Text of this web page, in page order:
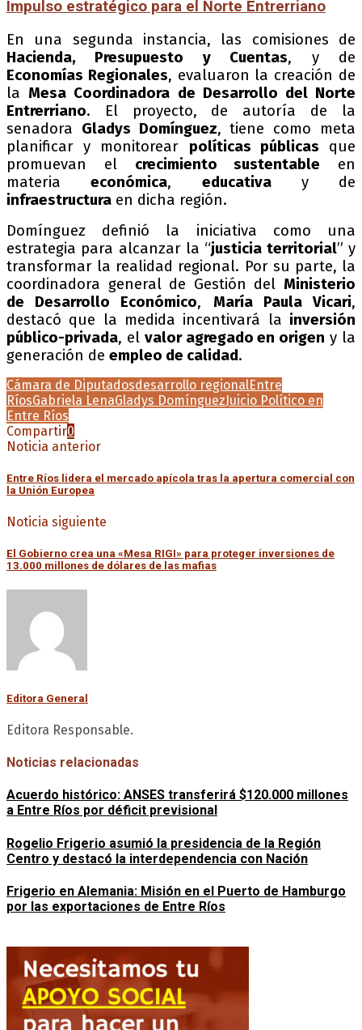
Impulso estratégico para el Norte Entrerriano
En una segunda instancia, las comisiones de
Hacienda, Presupuesto y Cuentas, y de
Economías Regionales, evaluaron la creación de
la Mesa Coordinadora de Desarrollo del Norte
Entrerriano. El proyecto, de autoría de la
senadora Gladys Domínguez, tiene como meta
planificar y monitorear políticas públicas que
promuevan el crecimiento sustentable en
materiaeconómica, educativay de
infraestructura en dicha región.
Domínguez definió la iniciativa como una
estrategia para alcanzar la “justicia territorial” y
transformar la realidad regional. Por su parte, la
coordinadora general de Gestión del Ministerio
de Desarrollo Económico, María Paula Vicari,
destacó que la medida incentivará la inversión
público-privada, el valor agregado en origen y la
generación de empleo de calidad.
Cámara de Diputadosdesarrollo regionalEntre
RíosGabriela LenaGladys DomínguezJuicio Político en
Entre Ríos
Compartir0
Noticia anterior
Entre Ríos lidera el mercado apícola tras la apertura comercial con
la Unión Europea
Noticia siguiente
El Gobierno crea una «Mesa RIGI» para proteger inversiones de
13.000 millones de dólares de las mafias
Editora General
Editora Responsable.
Noticias relacionadas
Acuerdo histórico: ANSES transferirá $120.000 millones
a Entre Ríos por déficit previsional
Rogelio Frigerio asumió la presidencia de la Región
Centro y destacó la interdependencia con Nación
Frigerio en Alemania: Misión en el Puerto de Hamburgo
por las exportaciones de Entre Ríos